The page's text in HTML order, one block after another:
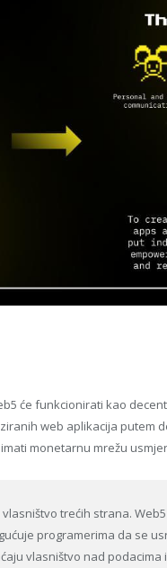
će funkcionirati kao
web aplikacija putem
monetarnu mrežu
trećih strana.
programerima da se
vlasništvo nad podacima